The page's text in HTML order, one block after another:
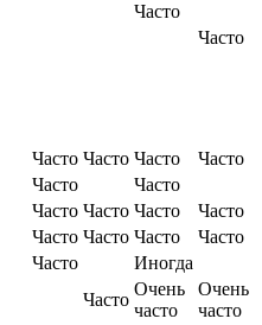
Часто
Часто
Часто Часто Часто
Часто
Часто
Часто
Часто Часто Часто
Часто
Часто Часто Часто
Часто
Часто
Иногда
Часто
Очень
часто
Очень
часто